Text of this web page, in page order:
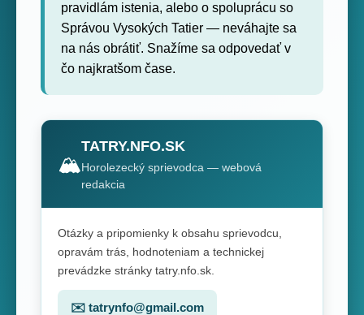
pravidlám istenia, alebo o spoluprácu so
Správou Vysokých Tatier — neváhajte sa
na nás obrátiť. Snažíme sa odpovedať v
čo najkratšom čase.
🏔️
TATRY.NFO.SK
Horolezecký sprievodca — webová
redakcia
Otázky a pripomienky k obsahu sprievodcu,
opravám trás, hodnoteniam a technickej
prevádzke stránky tatry.nfo.sk.
✉️ tatrynfo@gmail.com